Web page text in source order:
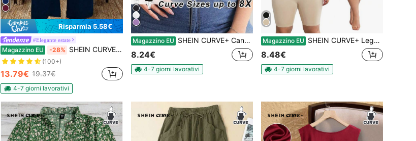
Risparmia 5.58€
#Elegante estate
Magazzino EU -28% SHEIN CURVE+ Set di pantaloni e top casual largo, taglie oversize, in stile patchwork con maniche in chiffon e vita elastica
(100+)
13.79€ 19.37€
4-7 giorni lavorativi
Magazzino EU SHEIN CURVE+ Canotta curva senza spalline in colore unito con inserti in rete, adatta per l estate, vacanze in campagna o al mare
8.24€
4-7 giorni lavorativi
Magazzino EU SHEIN CURVE+ Leggings corti casual e versatili per donna taglie forti, colore unito, vita elastica, per vacanze estive/country/spiaggia/outfit da spiaggia/abbigliamento da spiaggia
8.48€
4-7 giorni lavorativi